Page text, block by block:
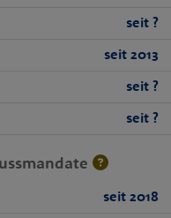
seit ?
seit 2013
seit ?
seit ?
seit 2018